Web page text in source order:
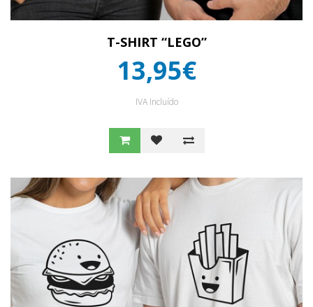
T-SHIRT “LEGO”
13,95€
IVA Incluído